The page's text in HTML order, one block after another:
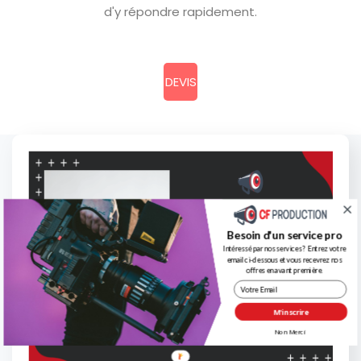
d'y répondre rapidement.
DEVIS
M'inscrire
Besoin d'un service pro
Intéressé par nos services ? Entrez votre
email ci-dessous et vous recevrez nos
offres en avant première.
Non Merci